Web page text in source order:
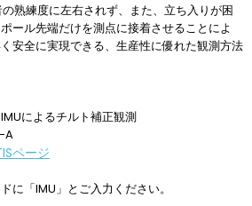
熟練度に左右されず、また、立ち入りが困
ール先端だけを測点に接着させることによ
安全に実現できる、生産性に優れた観測方法
によるチルト補正観測
A
ページ
に「IMU」とご入力ください。